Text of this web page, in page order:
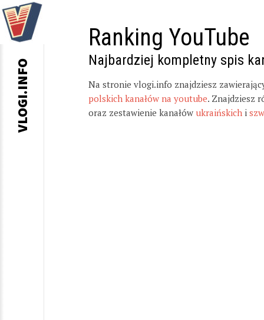
Ranking YouTube
Najbardziej kompletny spis
Na stronie vlogi.info znajdziesz
polskich kanałów na youtube. Znajdziesz
oraz zestawienie kanałów ukraińskich i
VLOGI.INFO